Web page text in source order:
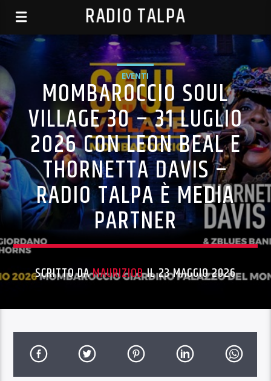
RADIO TALPA
EVENTI
MOMBAROCCIO SOUL
VILLAGE 30 – 31 LUGLIO
2026 CON LEON BEAL E
THORNETTA DAVIS –
RADIO TALPA È MEDIA
PARTNER
SCRITTO DAMAURIZIOBIL 23 MAGGIO 2026